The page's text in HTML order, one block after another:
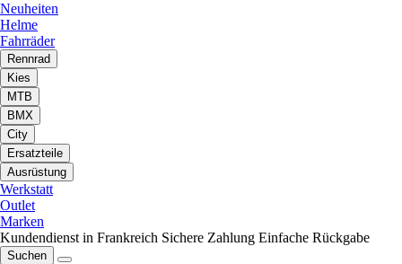
Neuheiten
Helme
Fahrräder
Rennrad
Kies
MTB
BMX
City
Ersatzteile
Ausrüstung
Werkstatt
Outlet
Marken
Kundendienst in Frankreich Sichere Zahlung Einfache Rückgabe
Suchen